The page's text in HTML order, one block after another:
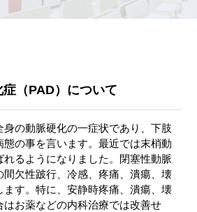
（PAD）について
身の動脈硬化の一症状であり、下肢
態の事を言います。最近では末梢動
れるようになりました。閉塞性動脈
間欠性跛行、冷感、疼痛、潰瘍、壊
ます。特に、安静時疼痛、潰瘍、壊
はお薬などの内科治療では改善せ